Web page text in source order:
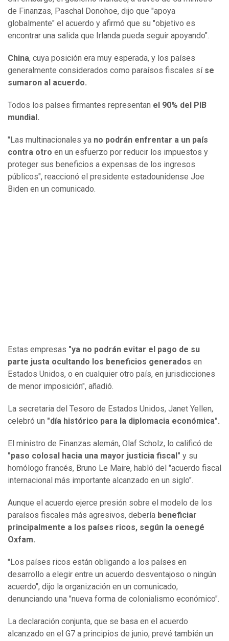
de Finanzas, Paschal Donohoe, dijo que "apoya
globalmente" el acuerdo y afirmó que su "objetivo es
encontrar una salida que Irlanda pueda seguir apoyando".
China, cuya posición era muy esperada, y los países
generalmente considerados como paraísos fiscales sí se
sumaron al acuerdo.
Todos los países firmantes representan el 90% del PIB
mundial.
"Las multinacionales ya no podrán enfrentar a un país
contra otro en un esfuerzo por reducir los impuestos y
proteger sus beneficios a expensas de los ingresos
públicos", reaccionó el presidente estadounidense Joe
Biden en un comunicado.
Estas empresas "ya no podrán evitar el pago de su
parte justa ocultando los beneficios generados en
Estados Unidos, o en cualquier otro país, en jurisdicciones
de menor imposición", añadió.
La secretaria del Tesoro de Estados Unidos, Janet Yellen,
celebró un "día histórico para la diplomacia económica".
El ministro de Finanzas alemán, Olaf Scholz, lo calificó de
"paso colosal hacia una mayor justicia fiscal" y su
homólogo francés, Bruno Le Maire, habló del "acuerdo fiscal
internacional más importante alcanzado en un siglo".
Aunque el acuerdo ejerce presión sobre el modelo de los
paraísos fiscales más agresivos, debería beneficiar
principalmente a los países ricos, según la oenegé
Oxfam.
"Los países ricos están obligando a los países en
desarrollo a elegir entre un acuerdo desventajoso o ningún
acuerdo", dijo la organización en un comunicado,
denunciando una "nueva forma de colonialismo económico".
La declaración conjunta, que se basa en el acuerdo
alcanzado en el G7 a principios de junio, prevé también un